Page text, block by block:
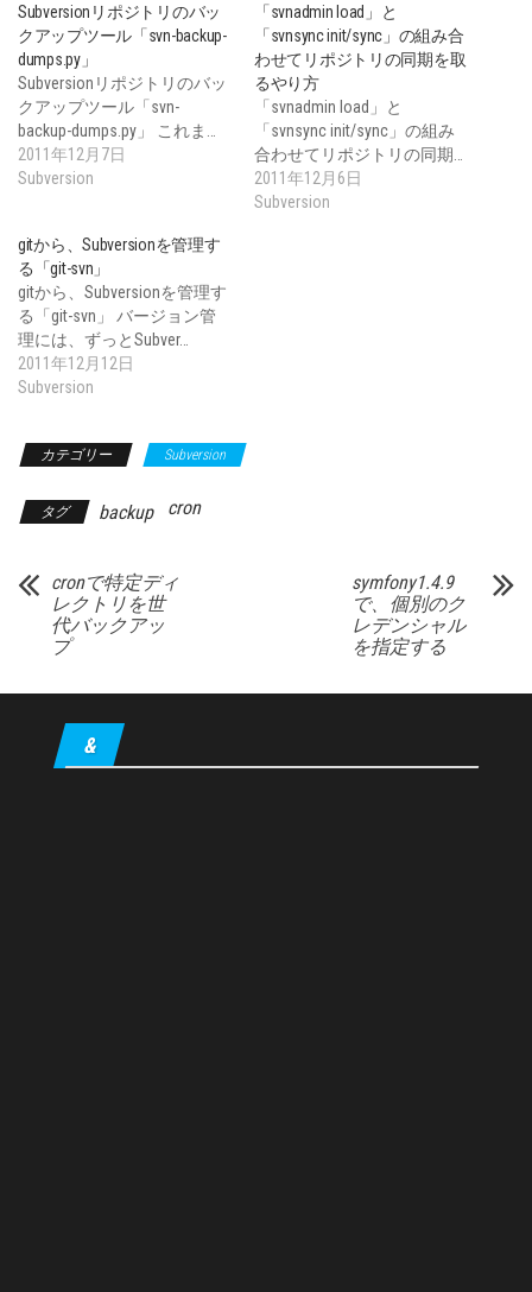
Subversionリポジトリのバッ
クアップツール「svn-backup-
dumps.py」
Subversionリポジトリのバッ
クアップツール「svn-
backup-dumps.py」 これま…
2011年12月7日
Subversion
「svnadmin load」と
「svnsync init/sync」の組み合
わせてリポジトリの同期を取
るやり方
「svnadmin load」と
「svnsync init/sync」の組み
合わせてリポジトリの同期…
2011年12月6日
Subversion
gitから、Subversionを管理す
る「git-svn」
gitから、Subversionを管理す
る「git-svn」 バージョン管
理には、ずっとSubver…
2011年12月12日
Subversion
カテゴリー Subversion
タグ backup cron
cronで特定ディ
レクトリを世
代バックアッ
プ
symfony1.4.9
で、個別のク
レデンシャル
を指定する
&